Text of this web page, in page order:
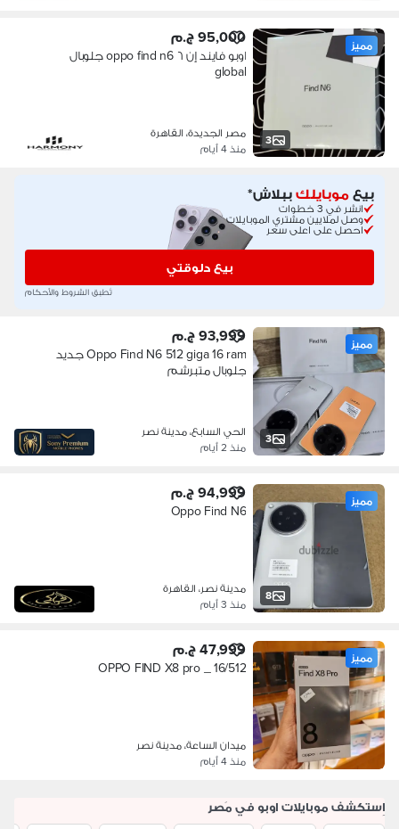
3
مميز 95,000 ج.م
اوبو فايند إن ٦ oppo find n6 جلوبال
global
مصر الجديدة، القاهرة
منذ 4 أيام
بيعموبايلكببلاش*
انشر في 3 خطوات
وصل لملايين مشتري الموبايلات
احصل على اعلى سعر
بيع دلوقتي
تُطبق الشروط والأحكام
3
مميز 93,999 ج.م
Oppo Find N6 512 giga 16 ram جديد
جلوبال متبرشم
الحي السابع، مدينة نصر
منذ 2 أيام
8
مميز 94,999 ج.م
Oppo Find N6
مدينة نصر، القاهرة
منذ 3 أيام
مميز 47,999 ج.م
OPPO FIND X8 pro _ 16/512
ميدان الساعة، مدينة نصر
منذ 4 أيام
اِستكشف موبايلات اوبو في مَصر